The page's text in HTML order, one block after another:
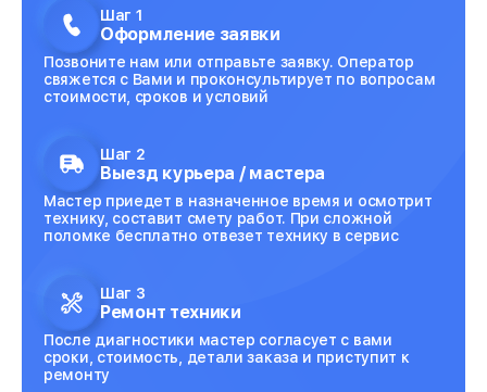
Шаг 1
Оформление заявки
Позвоните нам или отправьте заявку. Оператор
свяжется с Вами и проконсультирует по вопросам
стоимости, сроков и условий
Шаг 2
Выезд курьера / мастера
Мастер приедет в назначенное время и осмотрит
технику, составит смету работ. При сложной
поломке бесплатно отвезет технику в сервис
Шаг 3
Ремонт техники
После диагностики мастер согласует с вами
сроки, стоимость, детали заказа и приступит к
ремонту